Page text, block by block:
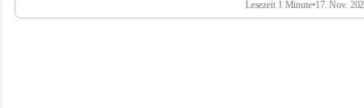
l
Lesezeit 1 Minute•17. Nov.